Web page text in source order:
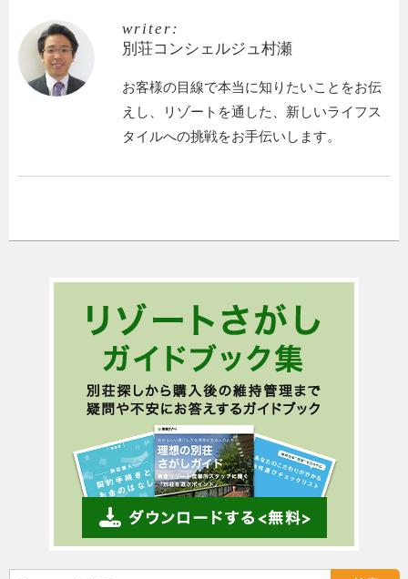
writer:
別荘コンシェルジュ村瀬
お客様の目線で本当に知りたいことをお伝
えし、リゾートを通した、新しいライフス
タイルへの挑戦をお手伝いします。